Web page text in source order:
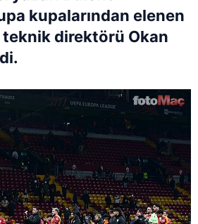
kupalarından elenen
teknik direktörü Okan